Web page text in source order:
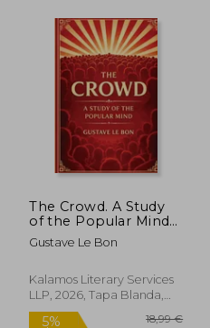
16,30 €
The Crowd. A Study
of the Popular Mind
(en Inglés)
Gustave Le Bon
Kalamos Literary Services
LLP, 2026, Tapa Blanda,
Nuevo